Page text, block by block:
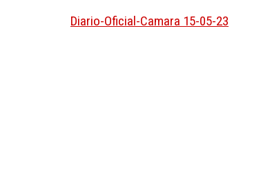
Diario-Oficial-Camara 15-05-23